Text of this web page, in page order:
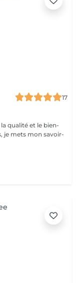
17
qualité et le bien-